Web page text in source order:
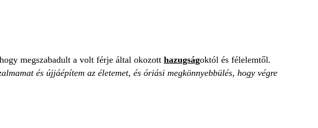
megszabadult a volt férje által okozott hazugságoktól és félelemtől.
és újjáépítem az életemet, és óriási megkönnyebbülés, hogy végre